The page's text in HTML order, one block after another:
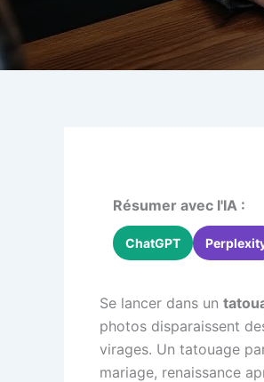
Résumer avec l'IA :
ChatGPT
Se lancer dans un
photos disparaissent
virages. Un tatouage
mariage, renaissance